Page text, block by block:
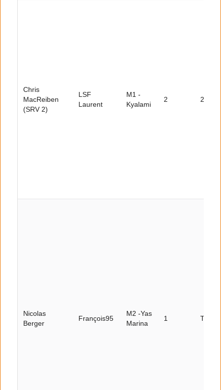
Chris
MacReiben
(SRV 2)
LSF
Laurent
M1 -
Kyalami
2 25
Nicolas
Berger
François95
M2 -Yas
Marina
1 Tour 8